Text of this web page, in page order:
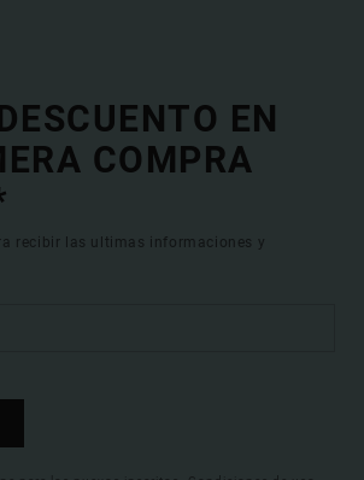
EN
COMPRA
recibir las ultimas informaciones y